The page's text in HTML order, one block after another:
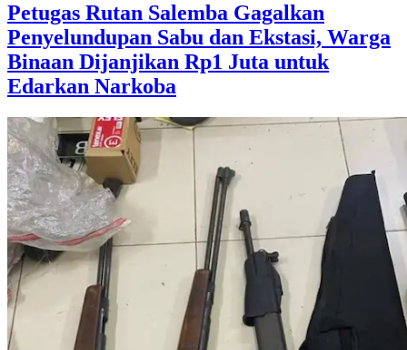
Petugas Rutan Salemba Gagalkan
Penyelundupan Sabu dan Ekstasi, Warga
Binaan Dijanjikan Rp1 Juta untuk
Edarkan Narkoba